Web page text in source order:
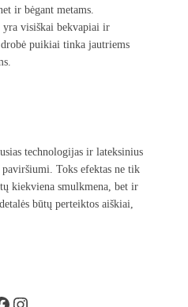
ir bėgant metams.
visiškai bekvapiai ir
puikiai tinka jautriems
technologijas ir lateksinius
Toks efektas ne tik
kiekviena smulkmena, bet ir
būtų perteiktos aiškiai,